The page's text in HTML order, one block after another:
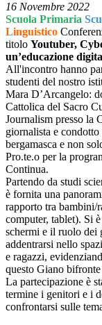
16 Novembre 2022
Scuola Primaria
Linguistico
titolo Youtuber,
un’educazione
All'incontro hanno
studenti del nostro
Mara D’Arcangelo:
Cattolica del Sacro
Journalism presso la
giornalista e
bergamasca e non
Pro.te.o per la
Continua.
Partendo da studi
è fornita una
rapporto tra bambini/
computer, tablet). Si
schermi e il ruolo dei
addentrarsi nello
e ragazzi,
questo Giano
La partecipazione è
termine i genitori e i
confrontarsi sulle